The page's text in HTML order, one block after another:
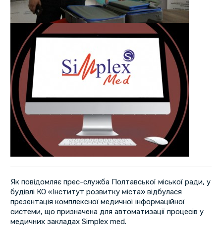
Як повідомляє прес-служба Полтавської міської ради, у
будівлі КО «Інститут розвитку міста» відбулася
презентація комплексної медичної інформаційної
системи, що призначена для автоматизації процесів у
медичних закладах Simplex med.